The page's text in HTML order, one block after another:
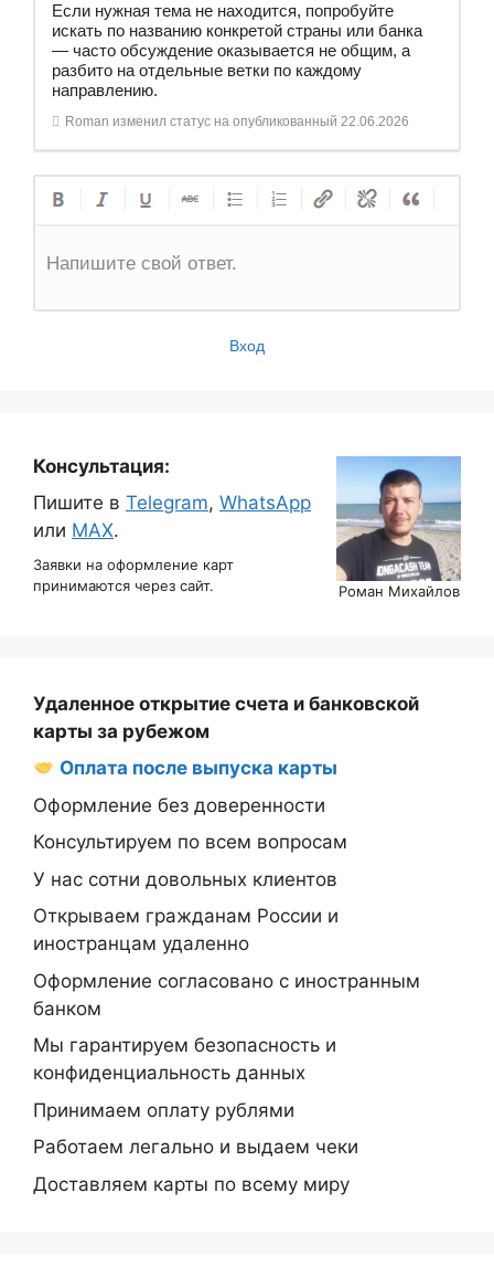
Если нужная тема не находится, попробуйте
искать по названию конкретой страны или банка
— часто обсуждение оказывается не общим, а
разбито на отдельные ветки по каждому
направлению.
Roman изменил статус на опубликованный 22.06.2026
Напишите свой ответ.
Вход
Консультация:
Пишите в Telegram, WhatsApp
или MAX.
Заявки на оформление карт
принимаются через сайт.
Роман Михайлов
Удаленное открытие счета и банковской
карты за рубежом
Оплата после выпуска карты
Оформление без доверенности
Консультируем по всем вопросам
У нас сотни довольных клиентов
Открываем гражданам России и
иностранцам удаленно
Оформление согласовано с иностранным
банком
Мы гарантируем безопасность и
конфиденциальность данных
Принимаем оплату рублями
Работаем легально и выдаем чеки
Доставляем карты по всему миру